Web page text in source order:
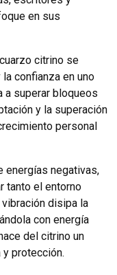
en sus
citrino se
confianza en uno
a superar bloqueos
y la superación
personal
energías negativas,
tanto el entorno
disipa la
con energía
del citrino un
protección.